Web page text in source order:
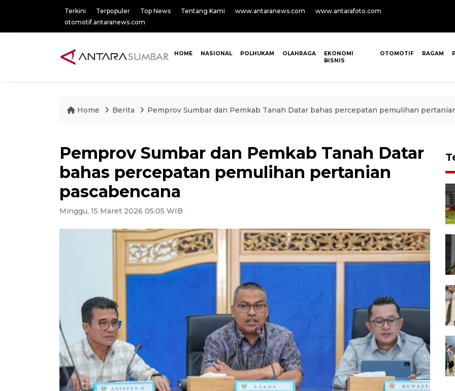
Terkini Terpopuler Top News Tentang Kami www.antaranews.com
www.antarafoto.com
otomotif.antaranews.com
HOME NASIONAL POLHUKAM OLAHRAGA
EKONOMI
BISNIS
OTOMOTIF RAGAM
Home Berita Pemprov Sumbar dan Pemkab Tanah Datar bahas percepatan pemulihan
Pemprov Sumbar dan Pemkab Tanah Datar
bahas percepatan pemulihan pertanian
pascabencana
Minggu, 15 Maret 2026 05:05 WIB